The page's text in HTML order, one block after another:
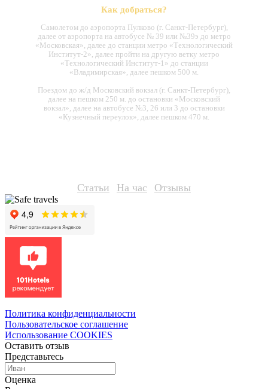
Как добраться?
Самолетом до аэропорта Пулково (г. Санкт-Петербург),
далее от аэропорта на автобусе № 39 или №39э до метро
«Московская», далее до станции метро «Технологический
Институт-2», далее пройти на другую ветку метро
«Технологический Институт-1» до станции
«Владимирская», далее пешком 500 м.
Поездом до ж/д Московский вокзал (г. Санкт-Петербург),
далее на пешком 250 м. до остановки «Московский
вокзал», далее на автобусе №3, 26 или 3 до остановки
«Кузнечный переулок», далее пешком 470 м.
Статьи На час Отзывы
Политика конфиденциальности
Пользовательское соглашение
Использование COOKIES
Оставить отзыв
Представьтесь
Оценка